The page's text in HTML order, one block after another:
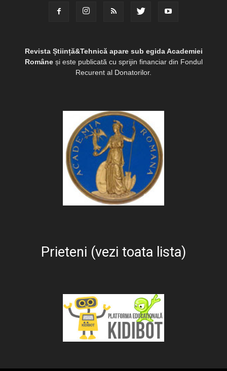
Revista Știință&Tehnică apare sub egida Academiei
Româneși este publicată cu sprijin financiar din Fondul
Recurent al Donatorilor.
Prieteni (vezi toata lista)